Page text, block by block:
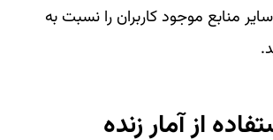
منابع موجود کاربران را نسبت به
از آمار زنده